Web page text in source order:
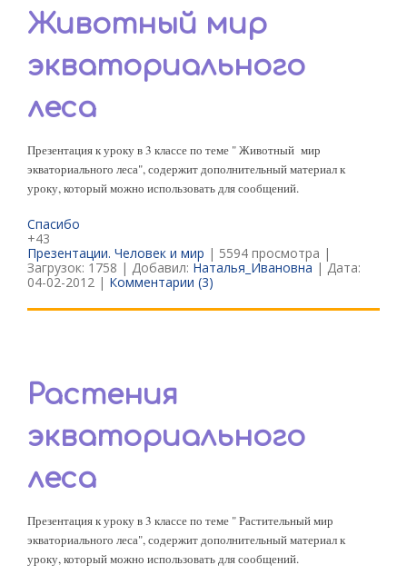
Животный мир
экваториального
леса
Презентация к уроку в 3 классе по теме " Животный мир
экваториального леса", содержит дополнительный материал к
уроку, который можно использовать для сообщений.
Спасибо
+43
Презентации. Человек и мир | 5594 просмотра |
Загрузок: 1758 | Добавил: Наталья_Ивановна | Дата:
04-02-2012 | Комментарии (3)
Растения
экваториального
леса
Презентация к уроку в 3 классе по теме " Растительный мир
экваториального леса", содержит дополнительный материал к
уроку, который можно использовать для сообщений.